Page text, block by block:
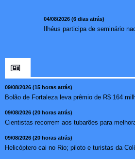
04/08/2026 (6 dias atrás)
09/08/2026 (15 horas atrás)
09/08/2026 (20 horas atrás)
09/08/2026 (20 horas atrás)